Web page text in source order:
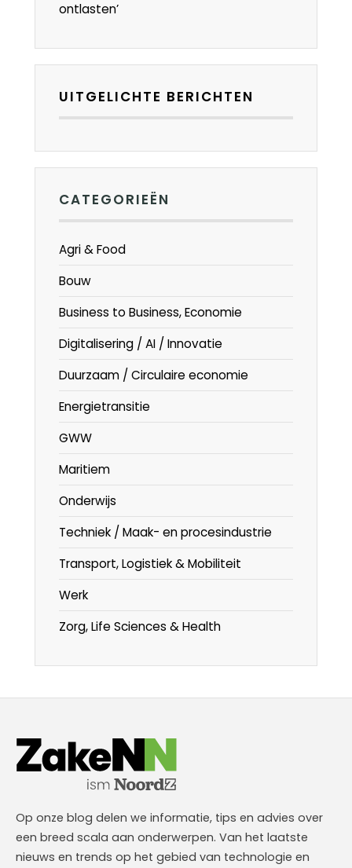
ontlasten’
UITGELICHTE BERICHTEN
CATEGORIEËN
Agri & Food
Bouw
Business to Business, Economie
Digitalisering / AI / Innovatie
Duurzaam / Circulaire economie
Energietransitie
GWW
Maritiem
Onderwijs
Techniek / Maak- en procesindustrie
Transport, Logistiek & Mobiliteit
Werk
Zorg, Life Sciences & Health
Op onze blog delen we informatie, tips en advies over
een breed scala aan onderwerpen. Van het laatste
nieuws en trends op het gebied van technologie en